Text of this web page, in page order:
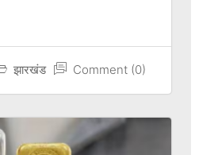
झारखंड Comment (0)